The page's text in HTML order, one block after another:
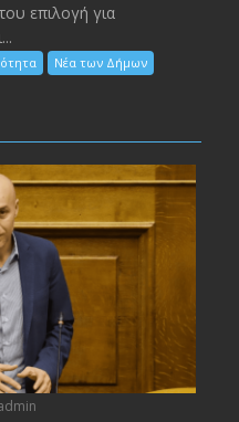
επιλογή για
Νέα των Δήμων